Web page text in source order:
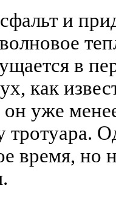
и
в
как
уже
тротуара.
время, но